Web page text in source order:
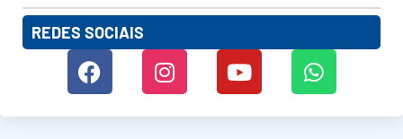
REDES SOCIAIS